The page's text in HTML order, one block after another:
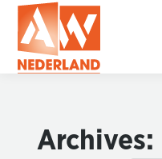
Archives: